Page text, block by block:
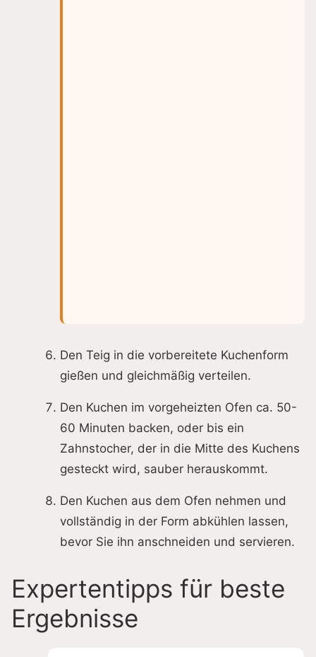
Den Teig in die vorbereitete Kuchenform
gießen und gleichmäßig verteilen.
Den Kuchen im vorgeheizten Ofen ca. 50-
60 Minuten backen, oder bis ein
Zahnstocher, der in die Mitte des Kuchens
gesteckt wird, sauber herauskommt.
Den Kuchen aus dem Ofen nehmen und
vollständig in der Form abkühlen lassen,
bevor Sie ihn anschneiden und servieren.
Expertentipps für beste
Ergebnisse